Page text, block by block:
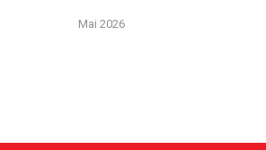
Mai 2026